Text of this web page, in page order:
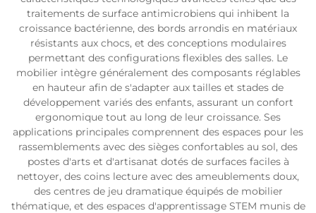
traitements de surface antimicrobiens qui inhibent la
croissance bactérienne, des bords arrondis en matériaux
résistants aux chocs, et des conceptions modulaires
permettant des configurations flexibles des salles. Le
mobilier intègre généralement des composants réglables
en hauteur afin de s'adapter aux tailles et stades de
développement variés des enfants, assurant un confort
ergonomique tout au long de leur croissance. Ses
applications principales comprennent des espaces pour les
rassemblements avec des sièges confortables au sol, des
postes d'arts et d'artisanat dotés de surfaces faciles à
nettoyer, des coins lecture avec des ameublements doux,
des centres de jeu dramatique équipés de mobilier
thématique, et des espaces d'apprentissage STEM munis de